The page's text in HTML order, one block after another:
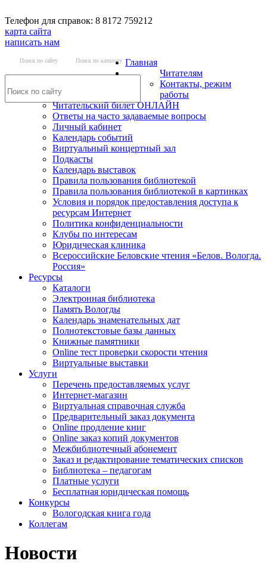
Телефон для справок: 8 8172 759212
карта сайта
написать нам
Поиск по сайту Поиск по каталогу Главная
Читателям
Контакты, режим
работы
Читательский билет ОНЛАЙН
Ответы на часто задаваемые вопросы
Личный кабинет
Календарь событий
Виртуальный концертный зал
Подкасты
Календарь выставок
Правила пользования библиотекой
Правила пользования библиотекой в картинках
Условия и порядок предоставления доступа к
ресурсам Интернет
Политика конфиденциальности
Клубы по интересам
Юридическая клиника
Всероссийские Беловские чтения «Белов. Вологда.
Россия»
Ресурсы
Каталоги
Электронная библиотека
Память Вологды
Календарь знаменательных дат
Полнотекстовые базы данных
Книжные памятники
Online тест проверки скорости чтения
Виртуальные выставки
Услуги
Перечень предоставляемых услуг
Интернет-магазин
Виртуальная справочная служба
Предварительный заказ документа
Online продление книг
Online заказ копий документов
Межбиблиотечный абонемент
Заказ и редактирование тематических списков
Библиотека – педагогам
Платные услуги
Бесплатная юридическая помощь
Конкурсы
Вологодская книга года
Коллегам
Новости